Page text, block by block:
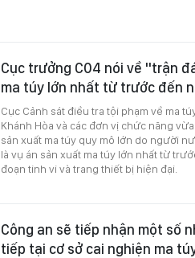
Cục trưởng C04 nói về "trận
ma túy lớn nhất từ trước đến
Cục Cảnh sát điều tra tội phạm về ma
Khánh Hòa và các đơn vị chức năng
sản xuất ma túy quy mô lớn do người
là vụ án sản xuất ma túy lớn nhất từ
đoạn tinh vi và trang thiết bị hiện đại.
Công an sẽ tiếp nhận một số
tiếp tại cơ sở cai nghiện ma